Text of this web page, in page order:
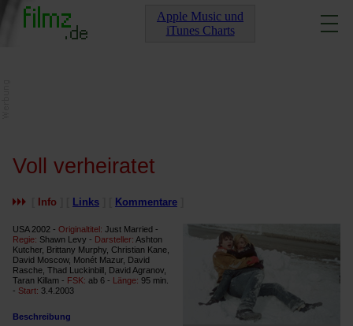
Apple Music und
iTunes Charts
Voll verheiratet
Info Links Kommentare
USA 2002 - Originaltitel: Just Married -
Regie: Shawn Levy - Darsteller: Ashton
Kutcher, Brittany Murphy, Christian Kane,
David Moscow, Monét Mazur, David
Rasche, Thad Luckinbill, David Agranov,
Taran Killam - FSK: ab 6 - Länge: 95 min.
- Start: 3.4.2003
Beschreibung